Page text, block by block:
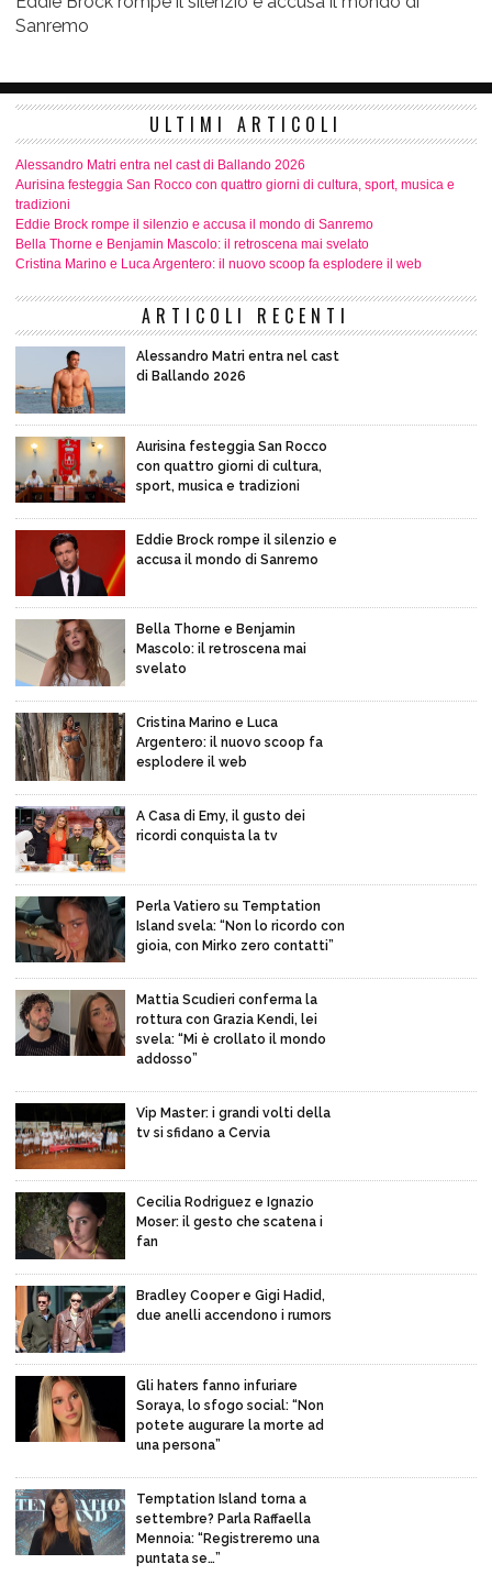
Sanremo
ULTIMI ARTICOLI
Alessandro Matri entra nel cast di Ballando 2026
Aurisina festeggia San Rocco con quattro giorni di cultura, sport, musica e
tradizioni
Eddie Brock rompe il silenzio e accusa il mondo di Sanremo
Bella Thorne e Benjamin Mascolo: il retroscena mai svelato
Cristina Marino e Luca Argentero: il nuovo scoop fa esplodere il web
ARTICOLI RECENTI
Alessandro Matri entra nel cast
di Ballando 2026
Aurisina festeggia San Rocco
con quattro giorni di cultura,
sport, musica e tradizioni
Eddie Brock rompe il silenzio e
accusa il mondo di Sanremo
Bella Thorne e Benjamin
Mascolo: il retroscena mai
svelato
Cristina Marino e Luca
Argentero: il nuovo scoop fa
esplodere il web
A Casa di Emy, il gusto dei
ricordi conquista la tv
Perla Vatiero su Temptation
Island svela: “Non lo ricordo con
gioia, con Mirko zero contatti”
Mattia Scudieri conferma la
rottura con Grazia Kendi, lei
svela: “Mi è crollato il mondo
addosso”
Vip Master: i grandi volti della
tv si sfidano a Cervia
Cecilia Rodriguez e Ignazio
Moser: il gesto che scatena i
fan
Bradley Cooper e Gigi Hadid,
due anelli accendono i rumors
Gli haters fanno infuriare
Soraya, lo sfogo social: “Non
potete augurare la morte ad
una persona”
Temptation Island torna a
settembre? Parla Raffaella
Mennoia: “Registreremo una
puntata se…”